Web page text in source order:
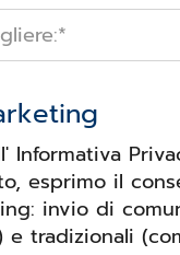
*
Informativa
esprimo il
invio di
e tradizionali